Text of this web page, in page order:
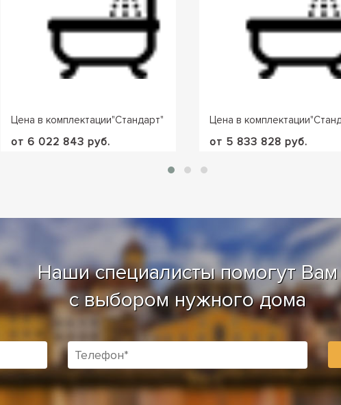
Цена в комплектации"Стандарт"
от 6 022 843 руб.
Цена в комплектации"
от 5 833 828 руб.
Наши специалисты помогут Вам
с выбором нужного дома